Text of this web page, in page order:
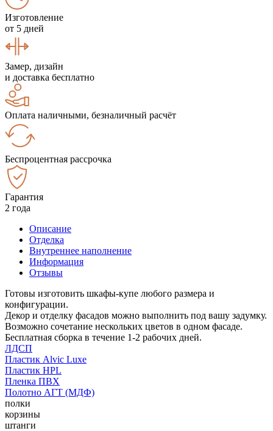
Изготовление
от 5 дней
Замер, дизайн
и доставка бесплатно
Оплата наличными, безналичный расчёт
Беспроцентная рассрочка
Гарантия
2 года
Описание
Отделка
Внутреннее наполнение
Информация
Отзывы
Готовы изготовить шкафы-купе любого размера и
конфигурации.
Декор и отделку фасадов можно выполнить под вашу задумку.
Возможно сочетание нескольких цветов в одном фасаде.
Бесплатная сборка в течение 1-2 рабочих дней.
ЛДСП
Пластик Alvic Luxe
Пластик HPL
Пленка ПВХ
Полотно АГТ (МДФ)
полки
корзины
штанги